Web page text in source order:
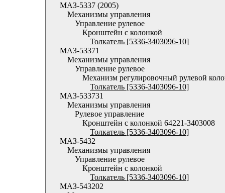
МАЗ-5337 (2005)
Механизмы управления
Управление рулевое
Кронштейн с колонкой
Толкатель [5336-3403096-10]
МАЗ-53371
Механизмы управления
Управление рулевое
Механизм регулировочный рулевой
Толкатель [5336-3403096-10]
МАЗ-533731
Механизмы управления
Рулевое управление
Кронштейн с колонкой 64221-3403008
Толкатель [5336-3403096-10]
МАЗ-5432
Механизмы управления
Управление рулевое
Кронштейн с колонкой
Толкатель [5336-3403096-10]
МАЗ-543202